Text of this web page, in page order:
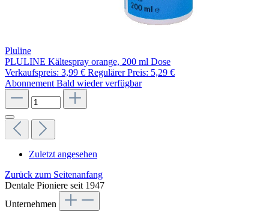
Pluline
PLULINE Kältespray orange, 200 ml Dose
Verkaufspreis: 3,99 € Regulärer Preis: 5,29 €
Abonnement Bald wieder verfügbar
Zuletzt angesehen
Zurück zum Seitenanfang
Dentale Pioniere seit 1947
Unternehmen